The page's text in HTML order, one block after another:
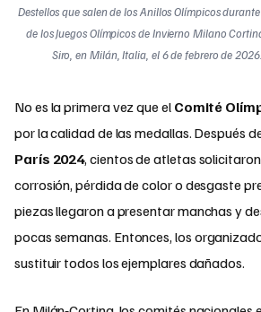
Destellos que salen de los Anillos Olímpicos
de los Juegos Olímpicos de Invierno Milano
Siro, en Milán, Italia, el 6 de febrero de
No es la primera vez que el Comité
por la calidad de las medallas. Después
París 2024, cientos de atletas
corrosión, pérdida de color o desgaste
piezas llegaron a presentar manchas y
pocas semanas. Entonces, los
sustituir todos los ejemplares dañados.